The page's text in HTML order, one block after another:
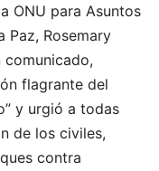
ONU para Asuntos
Paz, Rosemary
comunicado,
flagrante del
y urgió a todas
de los civiles,
contra